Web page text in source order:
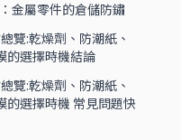
金屬零件的倉儲防鏽
覽:乾燥劑、防潮紙、
的選擇時機結論
覽:乾燥劑、防潮紙、
的選擇時機 常見問題快